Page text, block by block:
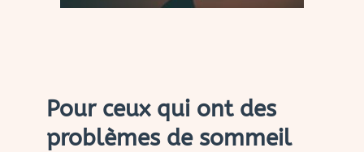
Pour ceux qui ont des
problèmes de sommeil